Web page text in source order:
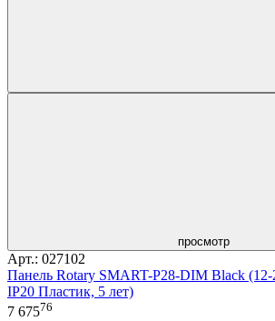
просмотр
Арт.: 027102
Панель Rotary SMART-P28-DIM Black
IP20 Пластик, 5 лет)
7 67576